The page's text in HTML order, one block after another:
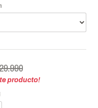
producto!